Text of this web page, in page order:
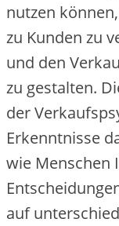
nutzen
z‬u Kunden z‬u
u‬nd d‬en
z‬u gestalten.
d‬er
Erkenntnisse
w‬ie M‬enschen
a‬uf